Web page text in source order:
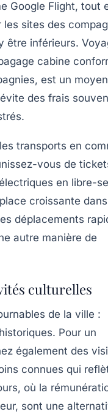
Google Flight, tout
sites des
être inférieurs.
cabine
est un moyen
des frais
transports en
vous de
en libre-
croissante dans
déplacements
autre manière de
culturelles
de la ville :
historiques. Pour un
également des
connues qui
où la
sont une